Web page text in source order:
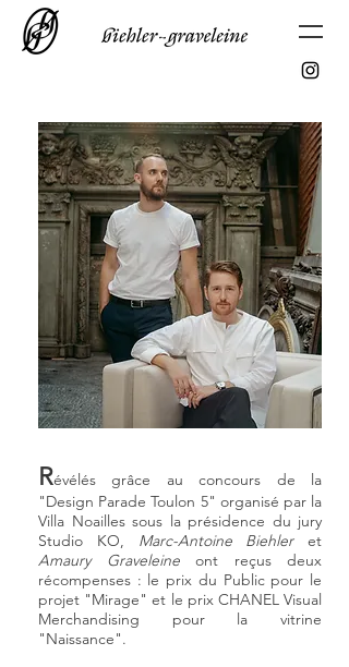
Révélés grâce au concours de la
"Design Parade Toulon 5" organisé par la
Villa Noailles sous la présidence du jury
Studio KO, Marc-Antoine Biehleret
Amaury Graveleineont reçus deux
récompenses : le prix du Public pour le
projet "Mirage" et le prix CHANEL Visual
Merchandising pour la vitrine
"Naissance".